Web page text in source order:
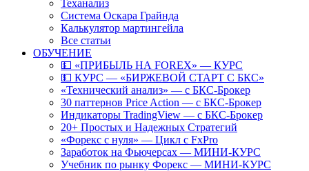
Теханализ
Система Оскара Грайнда
Калькулятор мартингейла
Все статьи
ОБУЧЕНИЕ
💵 «ПРИБЫЛЬ НА FOREX» — КУРС
💵 КУРС — «БИРЖЕВОЙ СТАРТ С БКС»
«Технический анализ» — с БКС-Брокер
30 паттернов Price Action — с БКС-Брокер
Индикаторы TradingView — с БКС-Брокер
20+ Простых и Надежных Стратегий
«Форекс с нуля» — Цикл с FxPro
Заработок на Фьючерсах — МИНИ-КУРС
Учебник по рынку Форекс — МИНИ-КУРС